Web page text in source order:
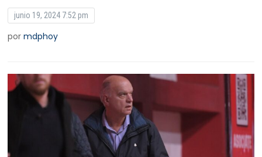
junio 19, 2024 7:52 pm
pormdphoy